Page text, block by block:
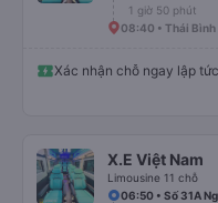
1 giờ 50 phút
08:40 • Thái Bình
Xác nhận chỗ ngay lập tức
X.E Việt Nam
Limousine 11 chỗ
06:50 • Số 31A